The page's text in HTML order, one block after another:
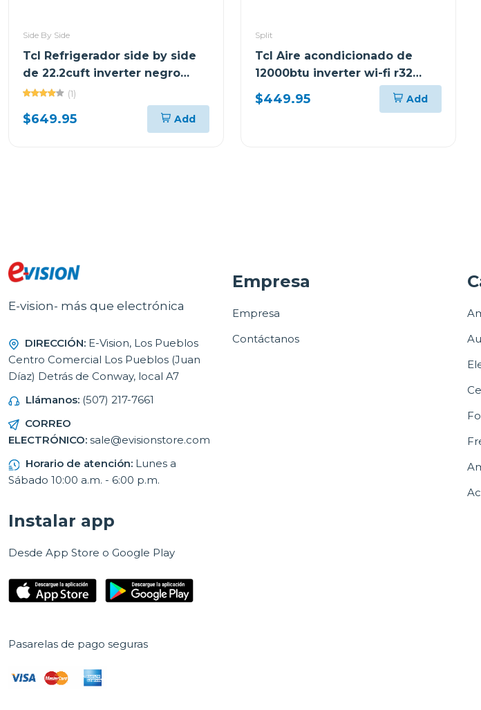
Side By Side
Tcl Refrigerador side by side
de 22.2cuft inverter negro
cristal p650
(1)
$649.95 Add
Split
Tcl Aire acondicionado de
12000btu inverter wi-fi r32
tac12csdi
$449.95 Add
E-vision- más que electrónica
DIRECCIÓN: E-Vision, Los Pueblos
Centro Comercial Los Pueblos (Juan
Díaz) Detrás de Conway, local A7
Llámanos: (507) 217-7661
CORREO
ELECTRÓNICO: sale@evisionstore.com
Horario de atención: Lunes a
Sábado 10:00 a.m. - 6:00 p.m.
Empresa
Empresa
Contáctanos
Instalar app
Desde App Store o Google Play
Pasarelas de pago seguras